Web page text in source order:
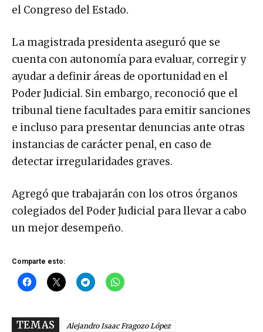
el Congreso del Estado.
La magistrada presidenta aseguró que se
cuenta con autonomía para evaluar, corregir y
ayudar a definir áreas de oportunidad en el
Poder Judicial. Sin embargo, reconoció que el
tribunal tiene facultades para emitir sanciones
e incluso para presentar denuncias ante otras
instancias de carácter penal, en caso de
detectar irregularidades graves.
Agregó que trabajarán con los otros órganos
colegiados del Poder Judicial para llevar a cabo
un mejor desempeño.
Comparte esto:
TEMAS
Alejandro Isaac Fragozo López